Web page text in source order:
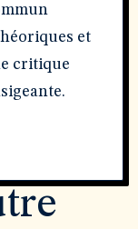
et
critique